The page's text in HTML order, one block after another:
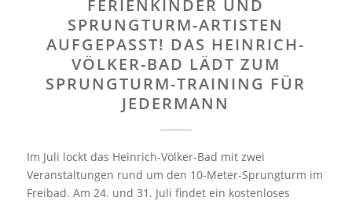
FERIENKINDER UND
SPRUNGTURM-ARTISTEN
AUFGEPASST! DAS HEINRICH-
VÖLKER-BAD LÄDT ZUM
SPRUNGTURM-TRAINING FÜR
JEDERMANN
Im Juli lockt das Heinrich-Völker-Bad mit zwei
Veranstaltungen rund um den 10-Meter-Sprungturm im
Freibad. Am 24. und 31. Juli findet ein kostenloses